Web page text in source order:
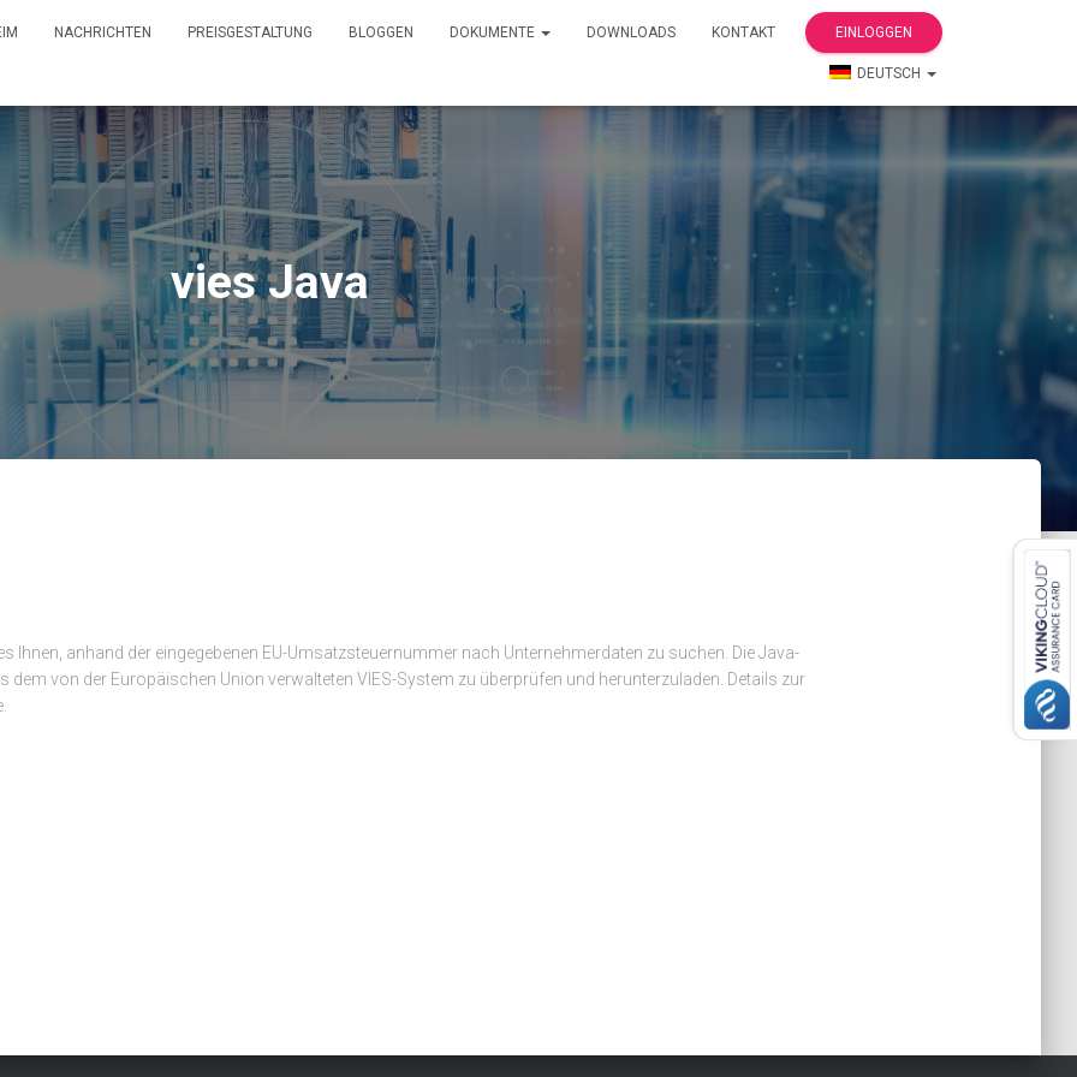
NACHRICHTEN PREISGESTALTUNG BLOGGEN DOKUMENTE DOWNLOADS KONTAKT EINLOGGEN
DEUTSCH
vies Java
anhand der eingegebenen EU-Umsatzsteuernummer nach Unternehmerdaten zu suchen. Die Java-
dem von der Europäischen Union verwalteten VIES-System zu überprüfen und herunterzuladen. Details zur